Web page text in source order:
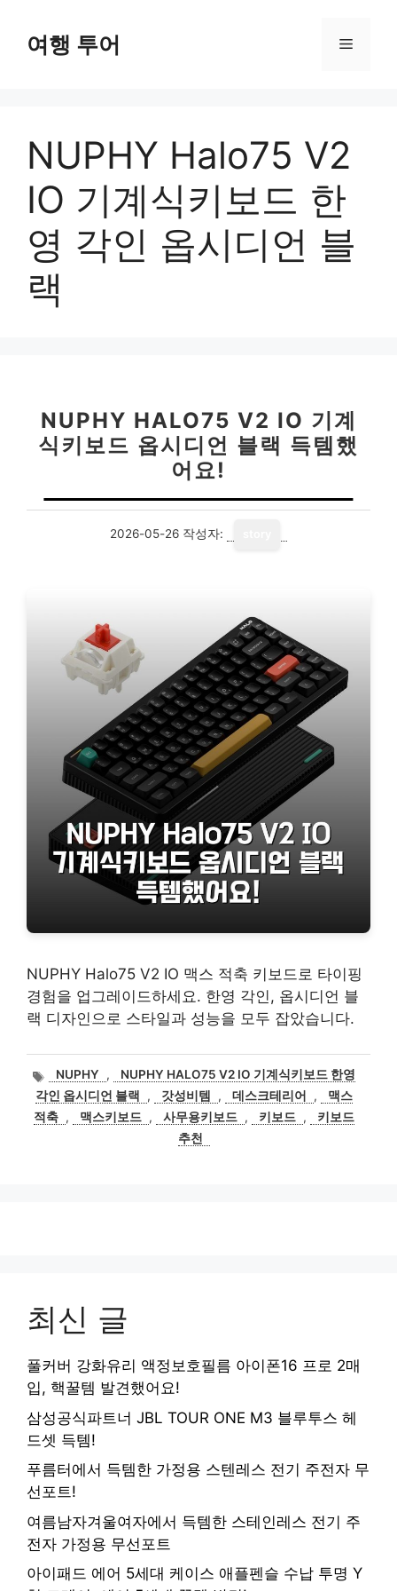
여행 투어 메
NUPHY Halo75 V2
IO 기계식키보드 한
영 각인 옵시디언 블
랙
NUPHY HALO75 V2 IO 기계
식키보드 옵시디언 블랙 득템했
어요!
2026-05-26 작성자:
NUPHY Halo75 V2 IO 맥스 적축 키보드로 타이핑
경험을 업그레이드하세요. 한영 각인, 옵시디언 블
랙 디자인으로 스타일과 성능을 모두 잡았습니다.
태
그
NUPHY ,
NUPHY HALO75 V2 IO 기계식키보드 한영
각인 옵시디언 블랙
, 갓성비템 , 데스크테리어 ,
맥스
적축 , 맥스키보드 , 사무용키보드 , 키보드 ,
키보드
추천
최신 글
풀커버 강화유리 액정보호필름 아이폰16 프로 2매
입, 핵꿀템 발견했어요!
삼성공식파트너 JBL TOUR ONE M3 블루투스 헤
드셋 득템!
푸름터에서 득템한 가정용 스텐레스 전기 주전자 무
선포트!
여름남자겨울여자에서 득템한 스테인레스 전기 주
전자 가정용 무선포트
아이패드 에어 5세대 케이스 애플펜슬 수납 투명 Y